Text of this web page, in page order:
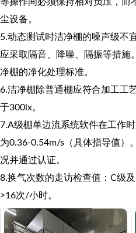
尘设备。
5.动态测试时洁净棚的噪声级不
应采取隔音、降噪、隔振等措施
净棚的净化处理标准。
6.洁净棚除普通棚应符合加工工
于300lx。
7.A级棚单边流系统软件在工作
为0.36-0.54m/s（具体指导值）
况并通过认证。
8.换气次数的走访检查值：C级
>16次/小时。